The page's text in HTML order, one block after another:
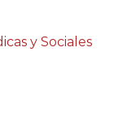
y Sociales